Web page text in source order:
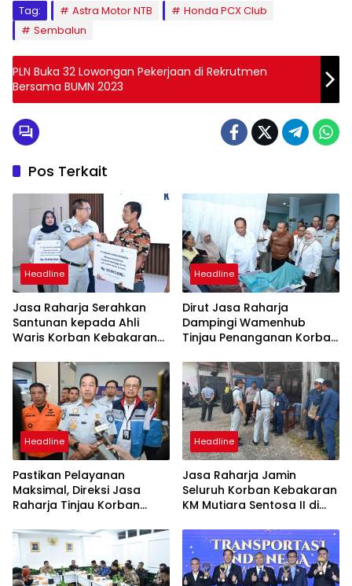
Tag: Astra Motor NTB
Honda PCX Club
Sembalun
PLN Buka 32 Lowongan Pekerjaan di Rekrutmen
Bersama BUMN 2023
Pos Terkait
Headline
Jasa Raharja Serahkan
Santunan kepada Ahli
Waris Korban Kebakaran
Headline
Dirut Jasa Raharja
Dampingi Wamenhub
Tinjau Penanganan Korban
PHC Surabaya
Headline
Pastikan Pelayanan
Maksimal, Direksi Jasa
Raharja Tinjau Korban
Sentosa II
Headline
Jasa Raharja Jamin
Seluruh Korban Kebakaran
KM Mutiara Sentosa II di